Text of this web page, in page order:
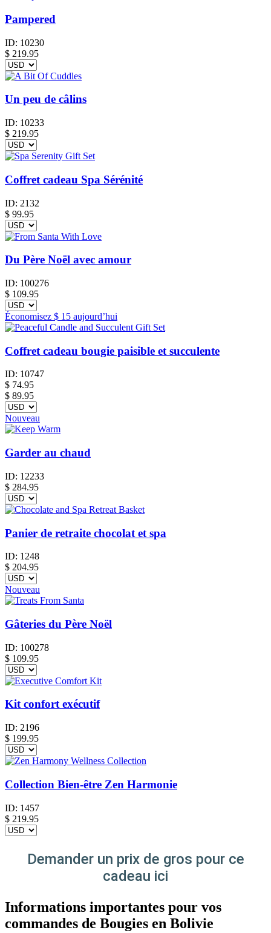
Pampered
ID: 10230
$ 219.95
Un peu de câlins
ID: 10233
$ 219.95
Coffret cadeau Spa Sérénité
ID: 2132
$ 99.95
Du Père Noël avec amour
ID: 100276
$ 109.95
Économisez $ 15 aujourd’hui
Coffret cadeau bougie paisible et succulente
ID: 10747
$ 74.95
$ 89.95
Nouveau
Garder au chaud
ID: 12233
$ 284.95
Panier de retraite chocolat et spa
ID: 1248
$ 204.95
Nouveau
Gâteries du Père Noël
ID: 100278
$ 109.95
Kit confort exécutif
ID: 2196
$ 199.95
Collection Bien-être Zen Harmonie
ID: 1457
$ 219.95
Demander un prix de gros pour ce
cadeau ici
Informations importantes pour vos
commandes de Bougies en Bolivie